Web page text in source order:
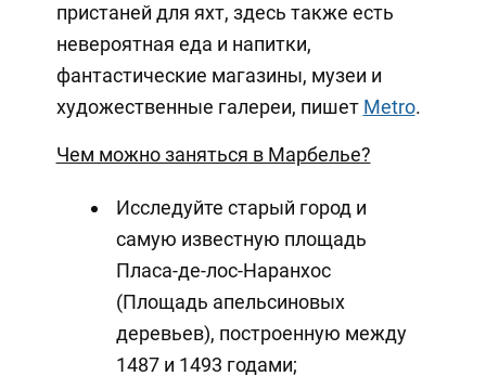
пристаней для яхт, здесь также есть
невероятная еда и напитки,
фантастические магазины, музеи и
художественные галереи, пишет Metro.
Чем можно заняться в Марбелье?
Исследуйте старый город и
самую известную площадь
Пласа-де-лос-Наранхос
(Площадь апельсиновых
деревьев), построенную между
1487 и 1493 годами;